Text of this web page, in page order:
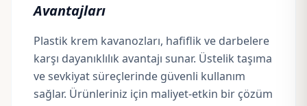
Avantajları
Plastik krem kavanozları, hafiflik ve darbelere
karşı dayanıklılık avantajı sunar. Üstelik taşıma
ve sevkiyat süreçlerinde güvenli kullanım
sağlar. Ürünleriniz için maliyet-etkin bir çözüm